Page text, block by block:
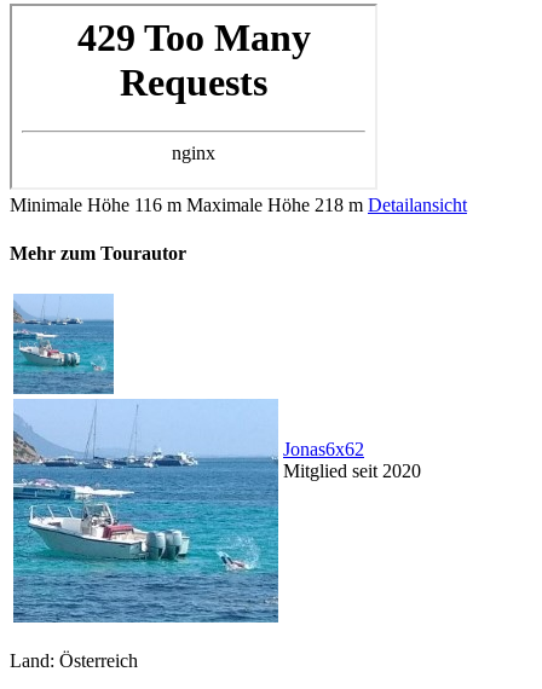
Minimale Höhe 116 m Maximale Höhe 218 m Detailansicht
Mehr zum Tourautor
Jonas6x62
Mitglied seit 2020
Land: Österreich